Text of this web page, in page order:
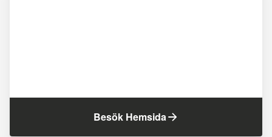
Besök Hemsida